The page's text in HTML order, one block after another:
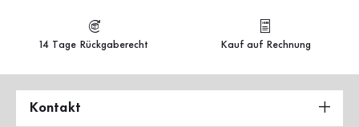
14 Tage Rückgaberecht Kauf auf Rechnung
Kontakt